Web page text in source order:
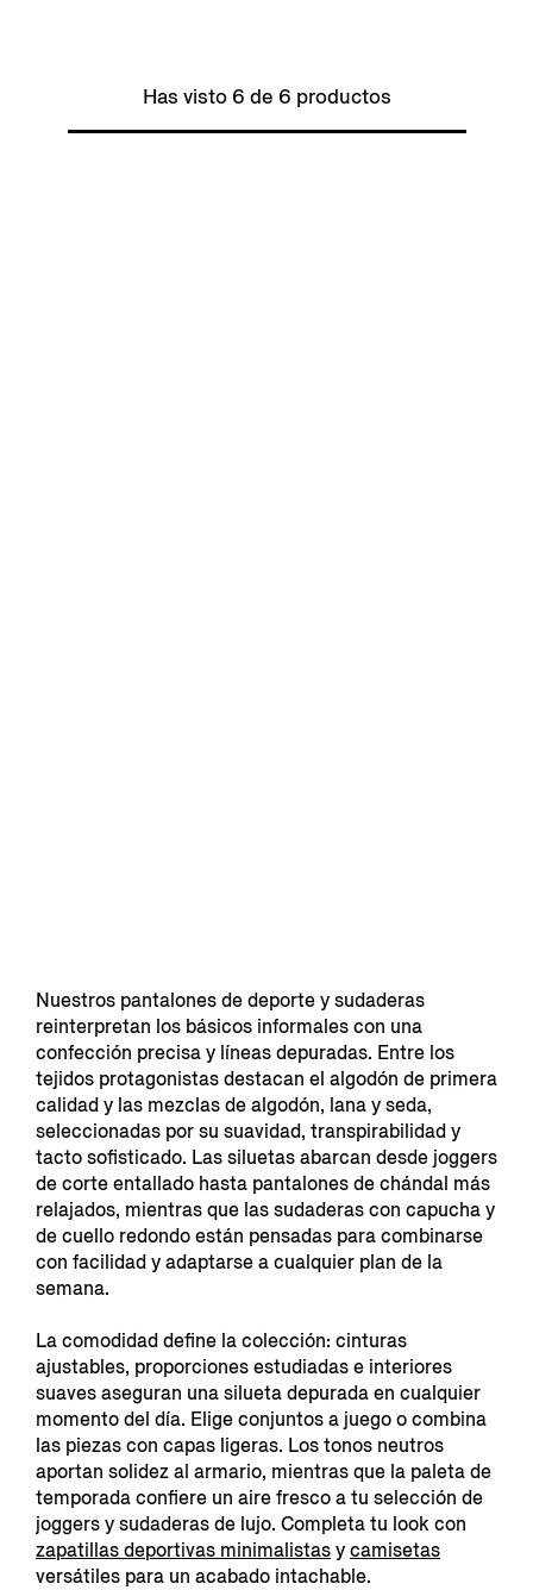
Has visto 6 de 6 productos
Nuestros pantalones de deporte y sudaderas
reinterpretan los básicos informales con una
confección precisa y líneas depuradas. Entre los
tejidos protagonistas destacan el algodón de primera
calidad y las mezclas de algodón, lana y seda,
seleccionadas por su suavidad, transpirabilidad y
tacto sofisticado. Las siluetas abarcan desde joggers
de corte entallado hasta pantalones de chándal más
relajados, mientras que las sudaderas con capucha y
de cuello redondo están pensadas para combinarse
con facilidad y adaptarse a cualquier plan de la
semana.
La comodidad define la colección: cinturas
ajustables, proporciones estudiadas e interiores
suaves aseguran una silueta depurada en cualquier
momento del día. Elige conjuntos a juego o combina
las piezas con capas ligeras. Los tonos neutros
aportan solidez al armario, mientras que la paleta de
temporada confiere un aire fresco a tu selección de
joggers y sudaderas de lujo. Completa tu look con
zapatillas deportivas minimalistasycamisetas
versátiles para un acabado intachable.